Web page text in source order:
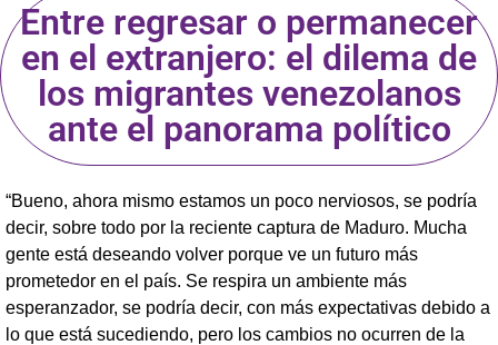
Entre regresar o permanecer
en el extranjero: el dilema de
los migrantes venezolanos
ante el panorama político
“Bueno, ahora mismo estamos un poco nerviosos, se podría
decir, sobre todo por la reciente captura de Maduro. Mucha
gente está deseando volver porque ve un futuro más
prometedor en el país. Se respira un ambiente más
esperanzador, se podría decir, con más expectativas debido a
lo que está sucediendo, pero los cambios no ocurren de la